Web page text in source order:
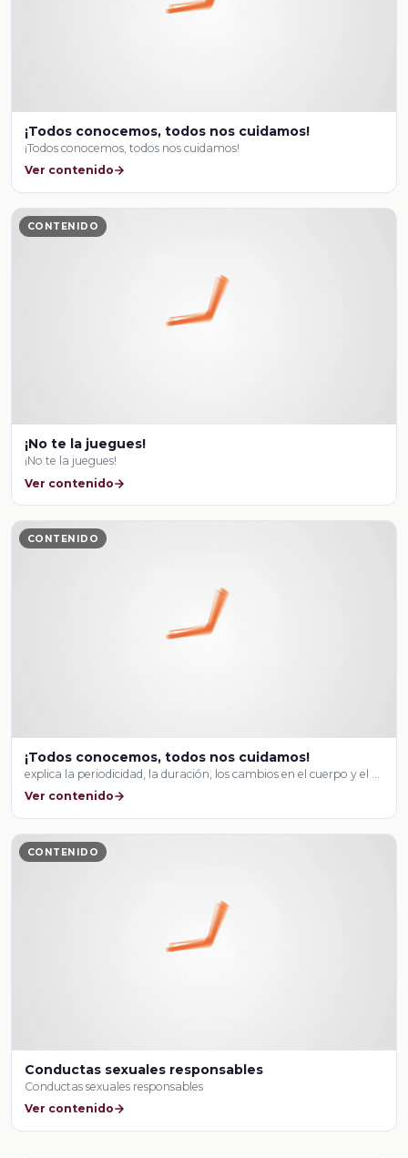
¡Todos conocemos, todos nos cuidamos!
¡Todos conocemos, todos nos cuidamos!
Ver contenido
CONTENIDO
¡No te la juegues!
¡No te la juegues!
Ver contenido
CONTENIDO
¡Todos conocemos, todos nos cuidamos!
explica la periodicidad, la duración, los cambios en el cuerpo y el …
Ver contenido
CONTENIDO
Conductas sexuales responsables
Conductas sexuales responsables
Ver contenido